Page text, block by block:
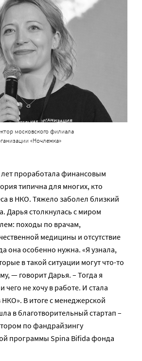
московского филиала
«Ночлежка»
лет проработала финансовым
типична для многих, кто
в НКО. Тяжело заболел близкий
Дарья столкнулась с миром
походы по врачам,
медицины и отсутствие
она особенно нужна. «Я узнала,
в такой ситуации могут что-то
— говорит Дарья. – Тогда я
чего не хочу в работе. И стала
НКО». В итоге с менеджерской
в благотворительный стартап –
по фандрайзингу
программы Spina Bifida фонда